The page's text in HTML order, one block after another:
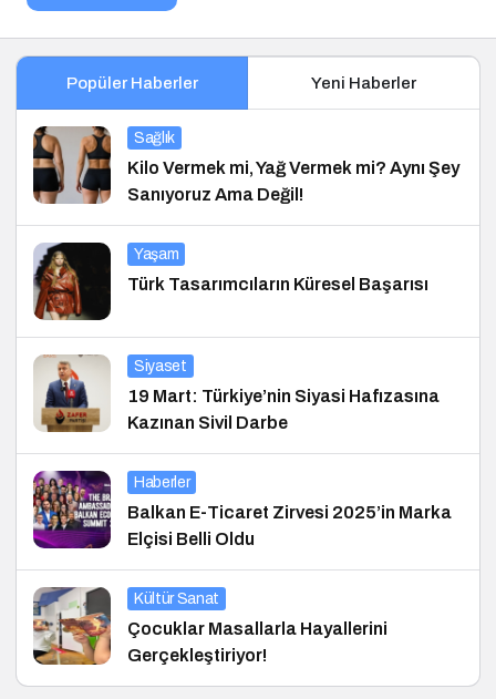
Popüler Haberler Yeni Haberler
Sağlık
Kilo Vermek mi, Yağ Vermek mi? Aynı Şey
Sanıyoruz Ama Değil!
Yaşam
Türk Tasarımcıların Küresel Başarısı
Siyaset
19 Mart: Türkiye’nin Siyasi Hafızasına
Kazınan Sivil Darbe
Haberler
Balkan E-Ticaret Zirvesi 2025’in Marka
Elçisi Belli Oldu
Kültür Sanat
Çocuklar Masallarla Hayallerini
Gerçekleştiriyor!